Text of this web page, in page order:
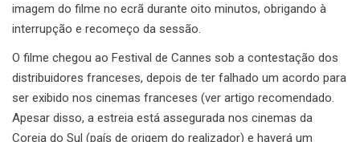
imagem do filme no ecrã durante oito minutos, obrigando à
interrupção e recomeço da sessão.
O filme chegou ao Festival de Cannes sob a contestação dos
distribuidores franceses, depois de ter falhado um acordo para
ser exibido nos cinemas franceses (ver artigo recomendado.
Apesar disso, a estreia está assegurada nos cinemas da
Coreia do Sul (país de origem do realizador) e haverá um